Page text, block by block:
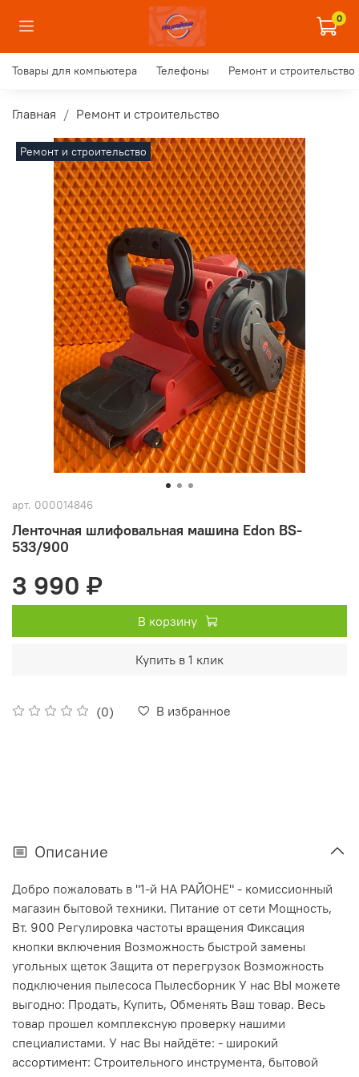
0
Товары для компьютера Телефоны Ремонт и строительство
Главная Ремонт и строительство
Ремонт и строительство
арт. 000014846
Ленточная шлифовальная машина Edon BS-
533/900
(0) В избранное
3 990 ₽
В корзину
Купить в 1 клик
Описание
Добро пожаловать в "1-й НА РАЙОНЕ" - комиссионный
магазин бытовой техники. Питание от сети Мощность,
Вт. 900 Регулировка частоты вращения Фиксация
кнопки включения Возможность быстрой замены
угольных щеток Защита от перегрузок Возможность
подключения пылесоса Пылесборник У нас ВЫ можете
выгодно: Продать, Купить, Обменять Ваш товар. Весь
товар прошел комплексную проверку нашими
специалистами. У нас Вы найдёте: - широкий
ассортимент: Строительного инструмента, бытовой